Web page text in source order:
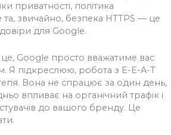
приватності, політика
звичайно, безпека HTTPS — це
для Google.
Google просто вважатиме вас
Я підкреслюю, робота з E-E-A-T
Вона не спрацює за один день,
впливає на органічний трафік і
до вашого бренду. Це